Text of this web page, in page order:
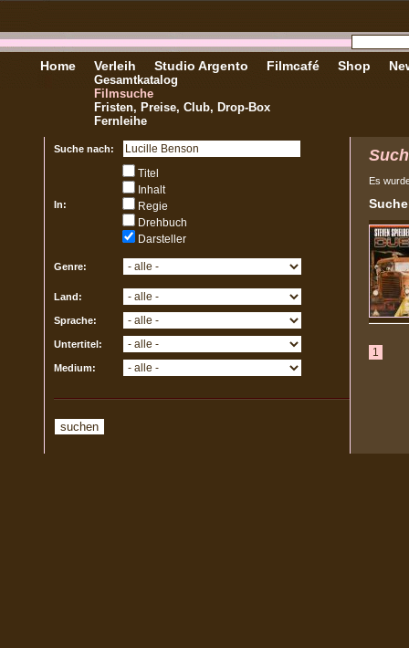
Home Verleih
Gesamtkatalog
Filmsuche
Fristen, Preise, Club, Drop-Box
Fernleihe
Studio Argento Filmcafé Shop
Suche nach:
In:
Titel
Inhalt
Regie
Drehbuch
Darsteller
Genre:
Land:
Sprache:
Untertitel:
Medium:
Es
1